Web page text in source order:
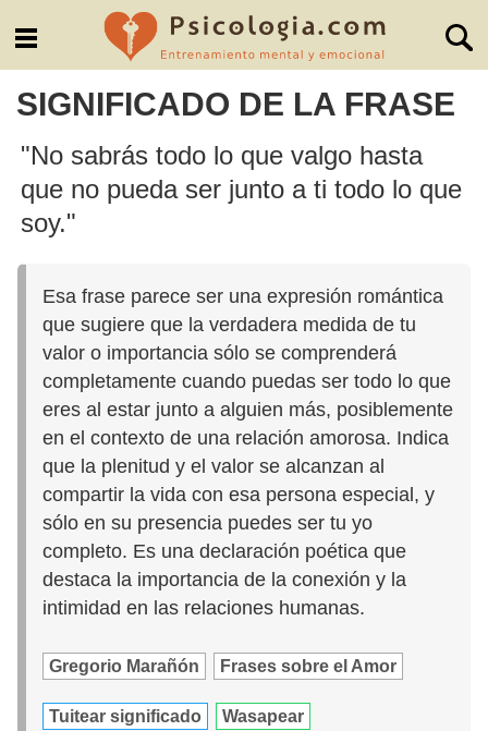
SIGNIFICADO DE LA FRASE
"No sabrás todo lo que valgo hasta
que no pueda ser junto a ti todo lo que
soy."
Esa frase parece ser una expresión romántica
que sugiere que la verdadera medida de tu
valor o importancia sólo se comprenderá
completamente cuando puedas ser todo lo que
eres al estar junto a alguien más, posiblemente
en el contexto de una relación amorosa. Indica
que la plenitud y el valor se alcanzan al
compartir la vida con esa persona especial, y
sólo en su presencia puedes ser tu yo
completo. Es una declaración poética que
destaca la importancia de la conexión y la
intimidad en las relaciones humanas.
Gregorio Marañón Frases sobre el Amor
Tuitear significado Wasapear